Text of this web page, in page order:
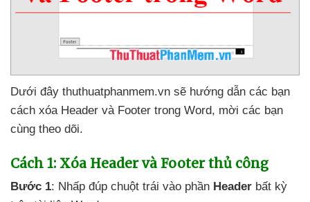
Dưới đây thuthuatphanmem.vn sẽ hướng dẫn các bạn
cách xóa Header và Footer trong Word, mời các bạn
cùng theo dõi.
Cách 1: Xóa Headervà Footer thủ công
Bước 1: Nhấp đúp chuột trái vào phần Header bất kỳ